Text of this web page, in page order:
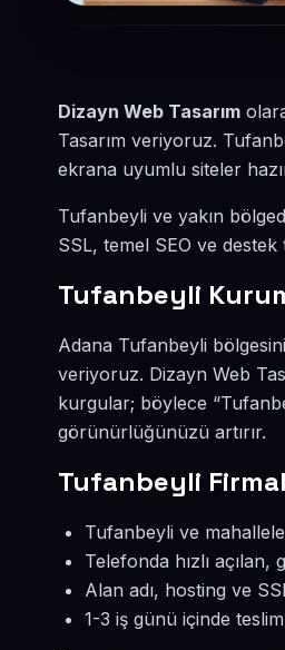
Dizayn Web Tasarım
Tasarım veriyoruz.
ekrana uyumlu siteler
Tufanbeyli ve yakın
SSL, temel SEO ve destek
Tufanbeyli
Adana Tufanbeyli
veriyoruz. Dizayn Web
kurgular; böylece
görünürlüğünüzü artırır.
Tufanbeyli
Tufanbeyli ve
Telefonda hızlı
Alan adı, hosting ve
1-3 iş günü içinde